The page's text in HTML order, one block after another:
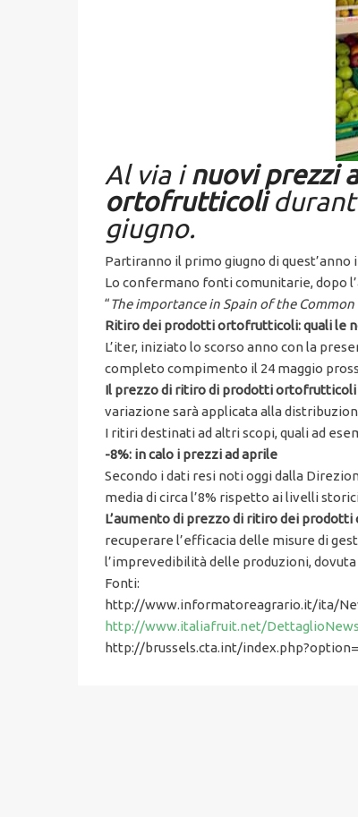
Al via inuovi prezzi
ortofrutticoli
giugno.
Partiranno il primo giugno di quest’anno i
Lo confermano fonti comunitarie, dopo
“The importance in Spain of the
Ritiro dei prodotti ortofrutticoli: quali le
L’iter, iniziato lo scorso anno con la
completo compimento il 24 maggio
Il prezzo di ritiro di prodotti ortofrutticoli
variazione sarà applicata alla
I ritiri destinati ad altri scopi, quali ad
-8%: in calo i prezzi ad aprile
Secondo i dati resi noti oggi dalla
media di circa l’8% rispetto ai livelli
L’aumento di prezzo di ritiro dei
recuperare l’efficacia delle misure di
l’imprevedibilità delle produzioni,
Fonti:
http://www.informatoreagrario.it/ita/
http://www.italiafruit.net/
http://brussels.cta.int/